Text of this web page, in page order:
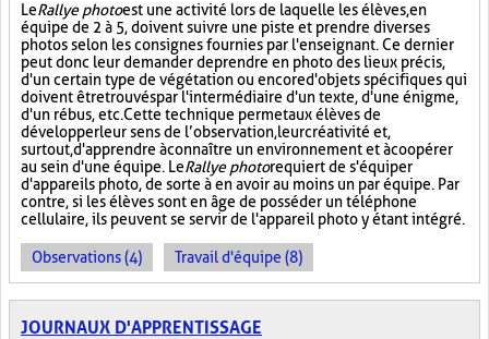
LeRallye photoest une activité lors de laquelle les élèves, en
équipe de 2 à 5, doivent suivre une piste et prendre diverses
photos selon les consignes fournies par l'enseignant. Ce dernier
peut donc leur demander de prendre en photo des lieux précis,
d'un certain type de végétation ou encore d'objets spécifiques qui
doivent être trouvés par l'intermédiaire d'un texte, d'une énigme,
d'un rébus, etc. Cette technique permet aux élèves de
développer leur sens de l’observation, leur créativité et,
surtout, d'apprendre à connaître un environnement et à coopérer
au sein d'une équipe. LeRallye photorequiert de s'équiper
d'appareils photo, de sorte à en avoir au moins un par équipe. Par
contre, si les élèves sont en âge de posséder un téléphone
cellulaire, ils peuvent se servir de l'appareil photo y étant intégré.
Observations (4) Travail d'équipe (8)
JOURNAUX D'APPRENTISSAGE